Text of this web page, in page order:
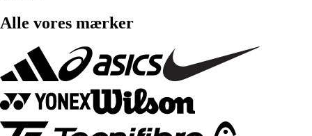
Alle vores mærker